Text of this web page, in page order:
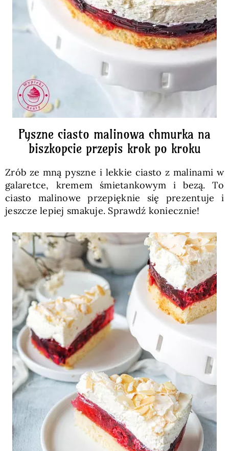
Pyszne ciasto malinowa chmurka na
biszkopcie przepis krok po kroku
Zrób ze mną pyszne i lekkie ciasto z malinami w
galaretce, kremem śmietankowym i bezą. To
ciasto malinowe przepięknie się prezentuje i
jeszcze lepiej smakuje. Sprawdź koniecznie!